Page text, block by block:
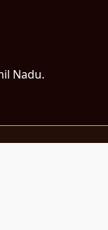
Nadu.